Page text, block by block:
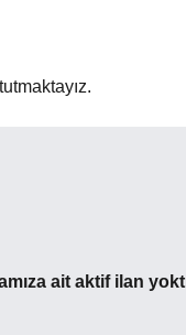
ait aktif ilan